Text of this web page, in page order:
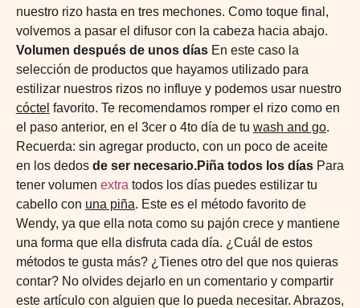
nuestro rizo hasta en tres mechones. Como toque final,
volvemos a pasar el difusor con la cabeza hacia abajo.
Volumen después de unos días En este caso la
selección de productos que hayamos utilizado para
estilizar nuestros rizos no influye y podemos usar nuestro
cóctel favorito. Te recomendamos romper el rizo como en
el paso anterior, en el 3cer o 4to día de tu wash and go.
Recuerda: sin agregar producto, con un poco de aceite
en los dedos de ser necesario.Piña todos los díasPara
tener volumen extra todos los días puedes estilizar tu
cabello con una piña. Este es el método favorito de
Wendy, ya que ella nota como su pajón crece y mantiene
una forma que ella disfruta cada día. ¿Cuál de estos
métodos te gusta más? ¿Tienes otro del que nos quieras
contar? No olvides dejarlo en un comentario y compartir
este artículo con alguien que lo pueda necesitar. Abrazos,